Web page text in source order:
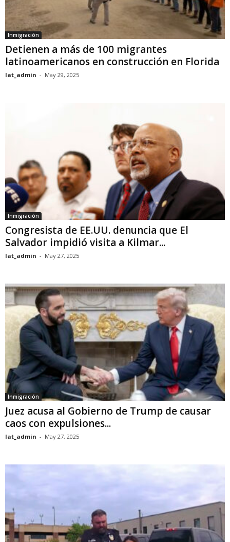
Inmigración
Detienen a más de 100 migrantes
latinoamericanos en construcción en Florida
lat_admin - May 29, 2025
Inmigración
Congresista de EE.UU. denuncia que El
Salvador impidió visita a Kilmar...
lat_admin - May 27, 2025
Inmigración
Juez acusa al Gobierno de Trump de causar
caos con expulsiones...
lat_admin - May 27, 2025